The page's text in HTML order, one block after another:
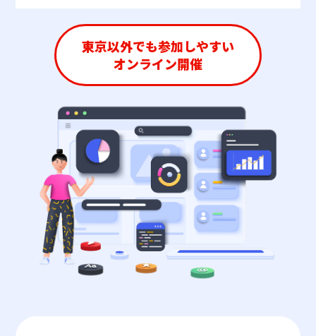
東京以外でも参加しやすい
オンライン開催